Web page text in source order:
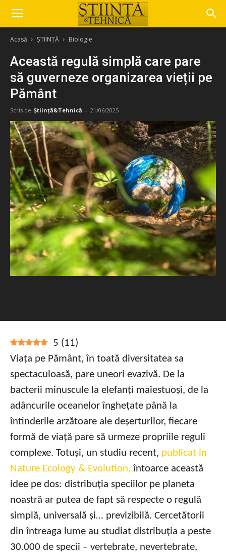
Acasă ȘTIINȚĂ Biologie
Această regulă simplă care pare
să guverneze organizarea vieții pe
Pământ
Scris de Știință&Tehnică - 21/06/2025
5 (11)
Viața pe Pământ, în toată diversitatea sa
spectaculoasă, pare uneori evazivă. De la
bacterii minuscule la elefanți maiestuoși, de la
adâncurile oceanelor înghețate până la
întinderile arzătoare ale deșerturilor, fiecare
formă de viață pare să urmeze propriile reguli
complexe. Totuși, un studiu recent, publicat în
Nature Ecology & Evolution, întoarce această
idee pe dos: distribuția speciilor pe planeta
noastră ar putea de fapt să respecte o regulă
simplă, universală și… previzibilă. Cercetătorii
din întreaga lume au studiat distribuția a peste
30.000 de specii – vertebrate, nevertebrate,